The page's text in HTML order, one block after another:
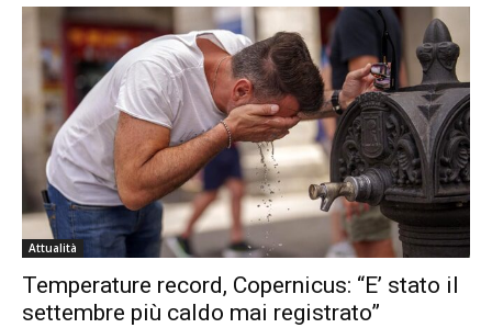
Attualità
Temperature record, Copernicus: “E’ stato il
settembre più caldo mai registrato”